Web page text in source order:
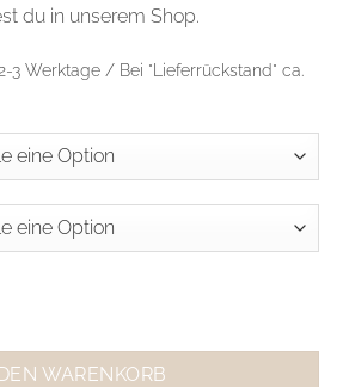
du in unserem Shop.
3 Werktage / Bei "Lieferrückstand" ca.
WARENKORB